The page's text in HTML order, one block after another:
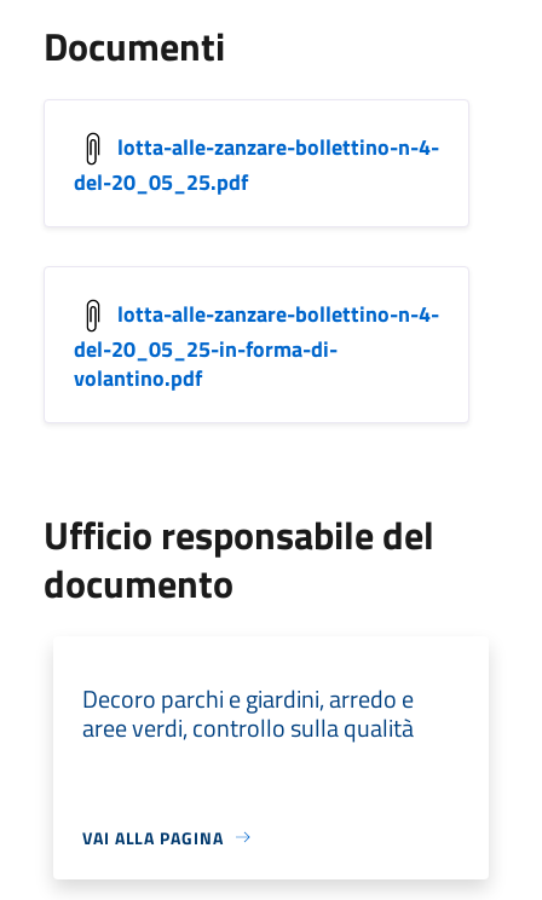
Documenti
lotta-alle-zanzare-bollettino-n-4-
del-20_05_25.pdf
lotta-alle-zanzare-bollettino-n-4-
del-20_05_25-in-forma-di-
volantino.pdf
Ufficio responsabile del
documento
Decoro parchi e giardini, arredo e
aree verdi, controllo sulla qualità
VAI ALLA PAGINA